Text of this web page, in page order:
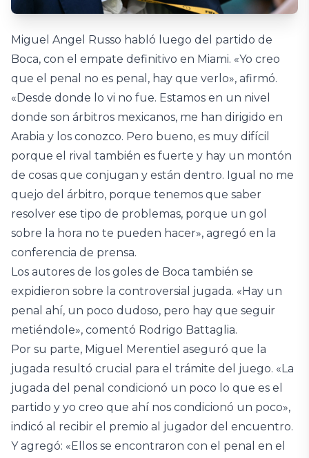
Miguel Angel Russo habló luego del partido de
Boca, con el empate definitivo en Miami. «Yo creo
que el penal no es penal, hay que verlo», afirmó.
«Desde donde lo vi no fue. Estamos en un nivel
donde son árbitros mexicanos, me han dirigido en
Arabia y los conozco. Pero bueno, es muy difícil
porque el rival también es fuerte y hay un montón
de cosas que conjugan y están dentro. Igual no me
quejo del árbitro, porque tenemos que saber
resolver ese tipo de problemas, porque un gol
sobre la hora no te pueden hacer», agregó en la
conferencia de prensa.
Los autores de los goles de Boca también se
expidieron sobre la controversial jugada. «Hay un
penal ahí, un poco dudoso, pero hay que seguir
metiéndole», comentó Rodrigo Battaglia.
Por su parte, Miguel Merentiel aseguró que la
jugada resultó crucial para el trámite del juego. «La
jugada del penal condicionó un poco lo que es el
partido y yo creo que ahí nos condicionó un poco»,
indicó al recibir el premio al jugador del encuentro.
Y agregó: «Ellos se encontraron con el penal en el